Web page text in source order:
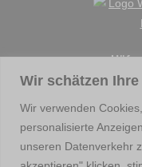
Wir schätzen
Wir verwenden
personalisierte
unseren Datenverkehr
Höfe